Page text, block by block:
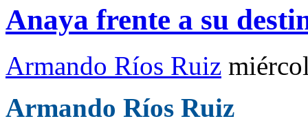
Anaya frente a su
Armando Ríos Ruiz
Armando Ríos Ruiz